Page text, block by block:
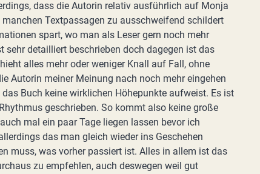
dass die Autorin relativ ausführlich auf Monja
Textpassagen zu ausschweifend schildert
spart, wo man als Leser gern noch mehr
sehr detailliert beschrieben doch dagegen ist das
alles mehr oder weniger Knall auf Fall, ohne
Autorin meiner Meinung nach noch mehr eingehen
Buch keine wirklichen Höhepunkte aufweist. Es ist
geschrieben. So kommt also keine große
mal ein paar Tage liegen lassen bevor ich
das man gleich wieder ins Geschehen
muss, was vorher passiert ist. Alles in allem ist das
zu empfehlen, auch deswegen weil gut